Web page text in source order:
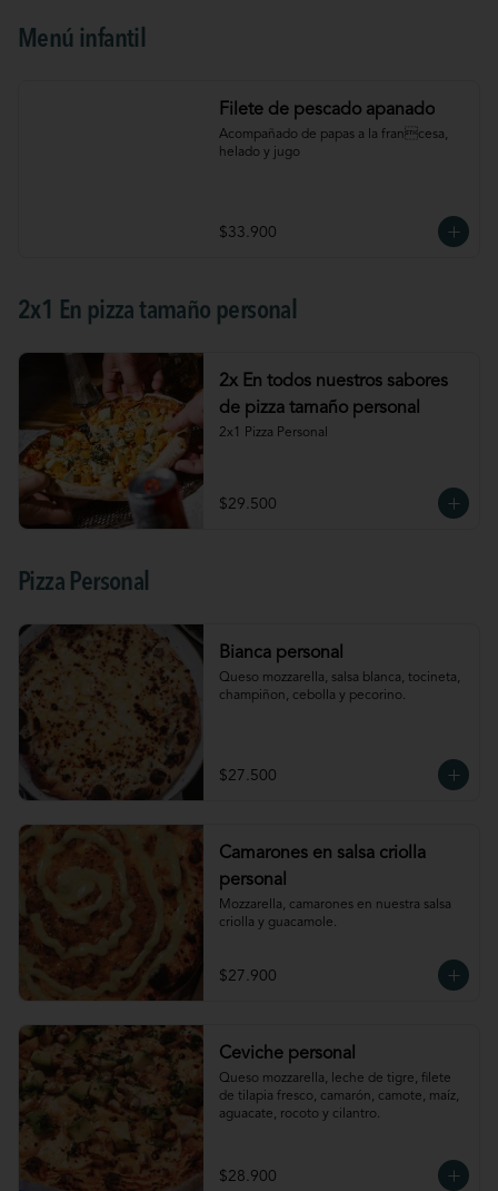
Menú infantil
Filete de pescado apanado
Acompañado de papas a la francesa,
helado y jugo
$33.900
2x1 En pizza tamaño personal
2x En todos nuestros sabores
de pizza tamaño personal
2x1 Pizza Personal
$29.500
Pizza Personal
Bianca personal
Queso mozzarella, salsa blanca, tocineta,
champiñon, cebolla y pecorino.
$27.500
Camarones en salsa criolla
personal
Mozzarella, camarones en nuestra salsa
criolla y guacamole.
$27.900
Ceviche personal
Queso mozzarella, leche de tigre, filete
de tilapia fresco, camarón, camote, maíz,
aguacate, rocoto y cilantro.
$28.900